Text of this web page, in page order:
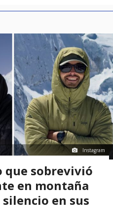
Instagram
que sobrevivió
en montaña
en sus